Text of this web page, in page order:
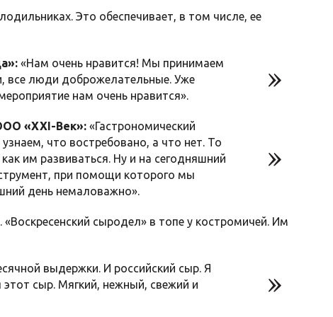
Это обеспечивает, в том числе, ее
«Нам очень нравится! Мы принимаем
все люди доброжелательные. Уже
нам очень нравится».
«XXI-Век»: «Гастрономический
что востребовано, а что нет. То
им развиваться. Ну и на сегодняшний
при помощи которого мы
день немаловажно».
сыродел» в топе у костромичей. Им
выдержки. И российский сыр. Я
сыр. Мягкий, нежный, свежий и